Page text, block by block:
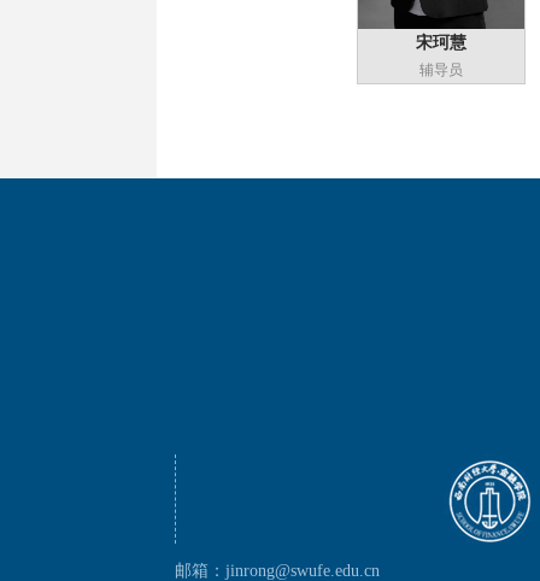
宋珂慧
辅导员
邮箱：jinrong@swufe.edu.cn